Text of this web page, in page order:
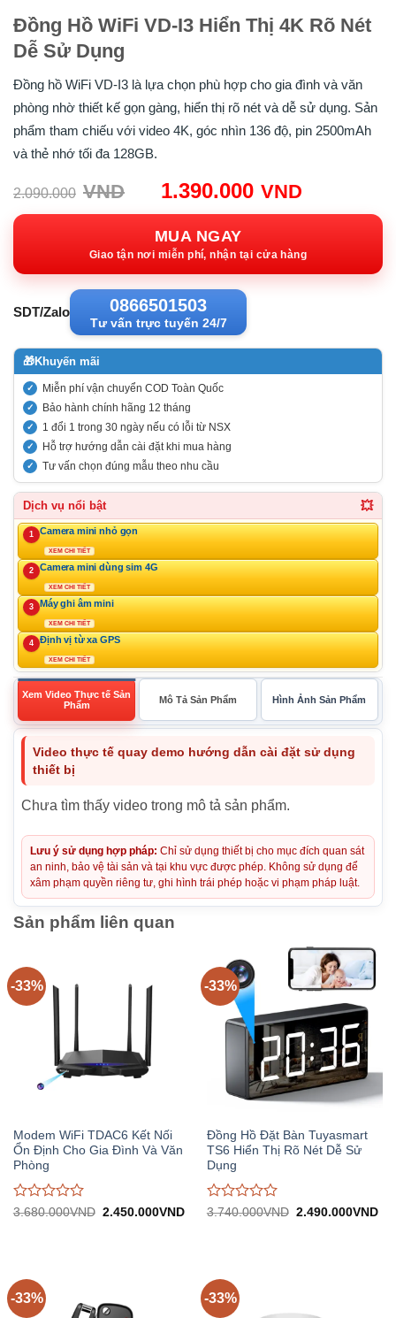
Đồng Hồ WiFi VD-I3 Hiển Thị 4K Rõ Nét
Dễ Sử Dụng
Đồng hồ WiFi VD-I3 là lựa chọn phù hợp cho gia đình và văn
phòng nhờ thiết kế gọn gàng, hiển thị rõ nét và dễ sử dụng. Sản
phẩm tham chiếu với video 4K, góc nhìn 136 độ, pin 2500mAh
và thẻ nhớ tối đa 128GB.
2.090.000 VND
Giá
gốc:
2.090.000VND.
1.390.000 VND
hiện
MUA NGAY
Giao tận nơi miễn phí, nhận tại cửa hàng
SDT/Zalo 0866501503
Tư vấn trực tuyến 24/7
🎁Khuyến mãi
Miễn phí vận chuyển COD Toàn Quốc
Bảo hành chính hãng 12 tháng
1 đổi 1 trong 30 ngày nếu có lỗi từ NSX
Hỗ trợ hướng dẫn cài đặt khi mua hàng
Tư vấn chọn đúng mẫu theo nhu cầu
Dịch vụ nổi bật 💥
1 Camera mini nhỏ gọn
XEM CHI TIẾT
2 Camera mini dùng sim 4G
XEM CHI TIẾT
3 Máy ghi âm mini
XEM CHI TIẾT
4 Định vị từ xa GPS
XEM CHI TIẾT
Xem Video Thực tế Sản
Phẩm
Mô Tả Sản Phẩm Hình Ảnh Sản Phẩm
Video thực tế quay demo hướng dẫn cài đặt sử dụng
thiết bị
Chưa tìm thấy video trong mô tả sản phẩm.
Lưu ý sử dụng hợp pháp: Chỉ sử dụng thiết bị cho mục đích quan sát
an ninh, bảo vệ tài sản và tại khu vực được phép. Không sử dụng để
xâm phạm quyền riêng tư, ghi hình trái phép hoặc vi phạm pháp luật.
Sản phẩm liên quan
-33%
Modem WiFi TDAC6 Kết Nối
Ổn Định Cho Gia Đình Và Văn
Phòng
Được
5
3.680.000VND Giá
2.450.000VNDGiá
-33%
Đồng Hồ Đặt Bàn Tuyasmart
TS6 Hiển Thị Rõ Nét Dễ Sử
Dụng
Được
5
3.740.000VND Giá
2.490.000VNDGiá
-33% -33%